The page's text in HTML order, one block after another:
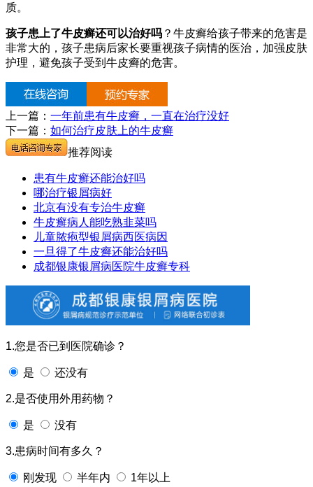
质。
孩子患上了牛皮癣还可以治好吗 ？牛皮癣给孩子带来的危害是
非常大的，孩子患病后家长要重视孩子病情的医治，加强皮肤
护理，避免孩子受到牛皮癣的危害。
上一篇： 一年前患有牛皮癣，一直在治疗没好
下一篇： 如何治疗皮肤上的牛皮癣
推荐阅读
患有牛皮癣还能治好吗
哪治疗银屑病好
北京有没有专治牛皮癣
牛皮癣病人能吃熟韭菜吗
儿童脓疱型银屑病西医病因
一旦得了牛皮癣还能治好吗
成都银康银屑病医院牛皮癣专科
1.您是否已到医院确诊？
是 还没有
2.是否使用外用药物？
是 没有
3.患病时间有多久？
刚发现 半年内 1年以上